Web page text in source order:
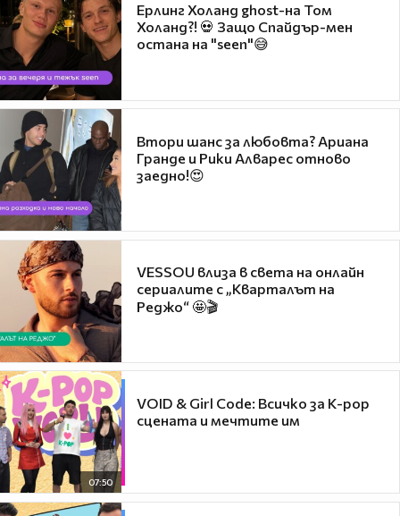
Ерлинг Холанд ghost-на Том
Холанд?! 💀 Защо Спайдър-мен
остана на "seen"😅
Втори шанс за любовта? Ариана
Гранде и Рики Алварес отново
заедно!😍
VESSOU влиза в света на онлайн
сериалите с „Кварталът на
Реджо“ 🤩🎬
07:50
VOID & Girl Code: Всичко за K-pop
сцената и мечтите им